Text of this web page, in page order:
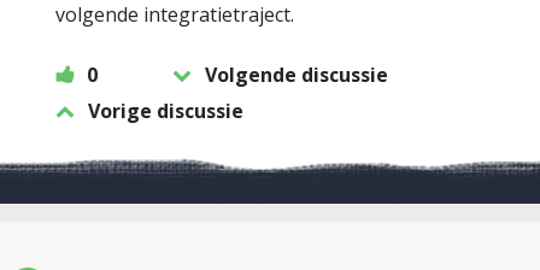
volgende integratietraject.
0
Volgende discussie
Vorige discussie